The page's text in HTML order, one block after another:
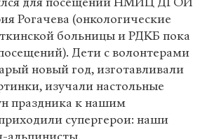
Рогачева (онкологические
больницы и РДКБ пока
Дети с волонтерами
новый год, изготавливали
изучали настольные
праздника к нашим
супергерои: наши